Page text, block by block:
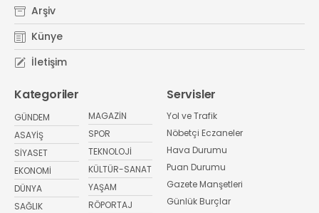
Arşiv
Künye
İletişim
Kategoriler
GÜNDEM
ASAYİŞ
SİYASET
EKONOMİ
DÜNYA
SAĞLIK
MAGAZİN
SPOR
TEKNOLOJİ
KÜLTÜR-SANAT
YAŞAM
RÖPORTAJ
Servisler
Yol ve Trafik
Nöbetçi Eczaneler
Hava Durumu
Puan Durumu
Gazete Manşetleri
Günlük Burçlar